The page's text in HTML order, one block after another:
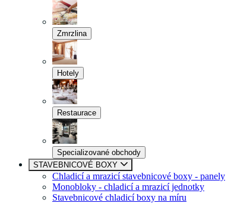
Zmrzlina
Hotely
Restaurace
Specializované obchody
STAVEBNICOVÉ BOXY
Chladicí a mrazicí stavebnicové boxy - panely
Monobloky - chladicí a mrazicí jednotky
Stavebnicové chladicí boxy na míru